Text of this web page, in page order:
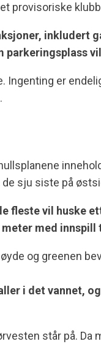
provisoriske
inkludert
parkeringsplass
Ingenting er
sju siste på
fleste vil huske
med innspill
og greenen
i det vannet,
står på. Da